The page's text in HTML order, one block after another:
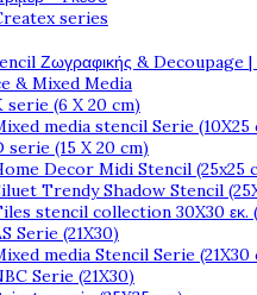
series
Ζωγραφικής & Decoupage |
& Mixed Media
serie (6 X 20 cm)
media stencil Serie (10X25
serie (15 X 20 cm)
Decor Midi Stencil (25x25
Trendy Shadow Stencil
stencil collection 30X30 εκ.
Serie (21X30)
media Stencil Serie (21X30
Serie (21X30)